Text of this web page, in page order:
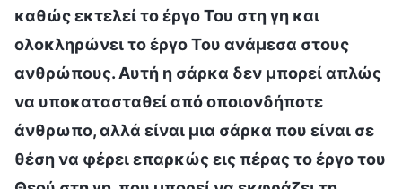
καθώς εκτελεί το έργο Του στη γη και
ολοκληρώνει το έργο Του ανάμεσα στους
ανθρώπους. Αυτή η σάρκα δεν μπορεί απλώς
να υποκατασταθεί από οποιονδήποτε
άνθρωπο, αλλά είναι μια σάρκα που είναι σε
θέση να φέρει επαρκώς εις πέρας το έργο του